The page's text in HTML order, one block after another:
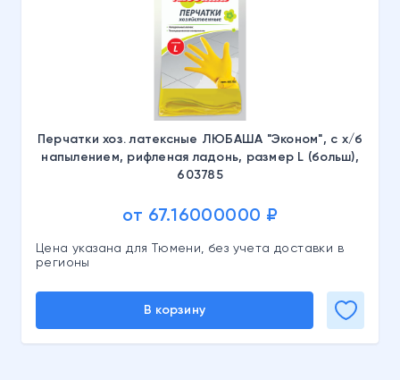
Перчатки хоз. латексные ЛЮБАША "Эконом", с х/б
напылением, рифленая ладонь, размер L (больш),
603785
от 67.16000000 ₽
Цена указана для Тюмени, без учета доставки в
регионы
В корзину